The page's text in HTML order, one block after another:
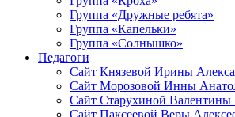
Группа «Дружные ребята»
Группа «Капельки»
Группа «Солнышко»
Педагоги
Сайт Князевой Ирины
Сайт Морозовой Инны
Сайт Старухиной Валентины
Сайт Паксеевой Веры